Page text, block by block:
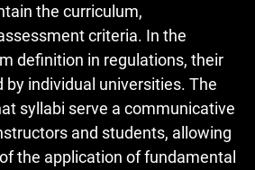
the curriculum,
criteria. In the
definition in regulations, their
by individual universities. The
syllabi serve a communicative
and students, allowing
the application of fundamental